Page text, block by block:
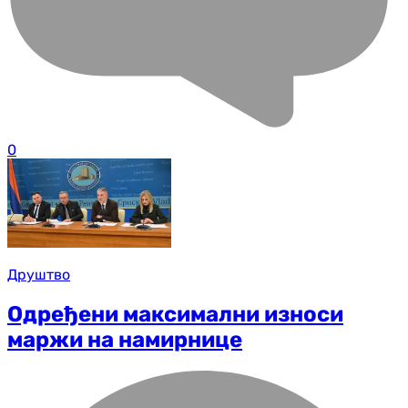
0
Друштво
Одређени максимални износи
маржи на намирнице